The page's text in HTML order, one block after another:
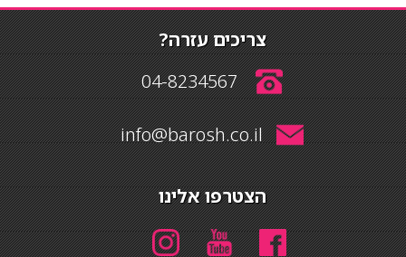
צריכים עזרה?
04-8234567
info@barosh.co.il
הצטרפו אלינו